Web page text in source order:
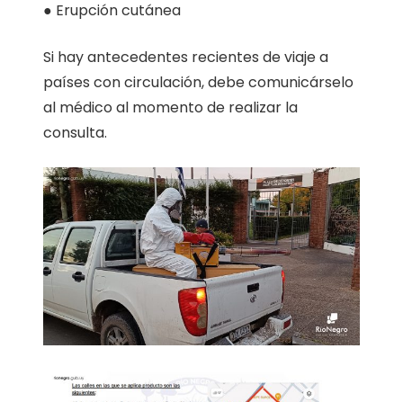
● Erupción cutánea
Si hay antecedentes recientes de viaje a
países con circulación, debe comunicárselo
al médico al momento de realizar la
consulta.